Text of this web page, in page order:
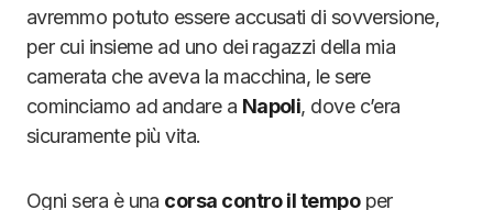
avremmo potuto essere accusati di sovversione,
per cui insieme ad uno dei ragazzi della mia
camerata che aveva la macchina, le sere
cominciamo ad andare a Napoli, dove c’era
sicuramente più vita.
Ogni sera è una corsa contro il tempoper